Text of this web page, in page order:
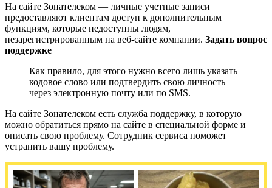
На сайте Зонателеком — личные учетные записи
предоставляют клиентам доступ к дополнительным
функциям, которые недоступны людям,
незарегистрированным на веб-сайте компании. Задать вопрос
поддержке
Как правило, для этого нужно всего лишь указать
кодовое слово или подтвердить свою личность
через электронную почту или по SMS.
На сайте Зонателеком есть служба поддержку, в которую
можно обратиться прямо на сайте в специальной форме и
описать свою проблему. Сотрудник сервиса поможет
устранить вашу проблему.